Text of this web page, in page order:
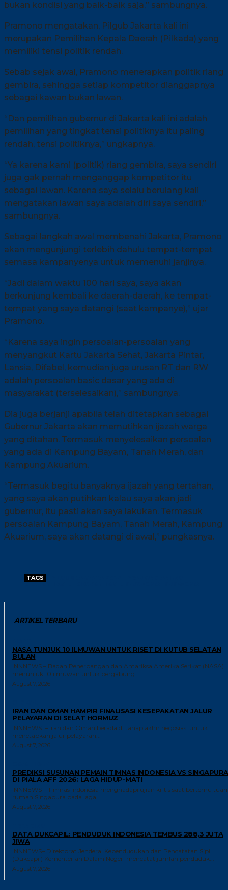
bukan kondisi yang baik-baik saja,” sambungnya.
Pramono mengatakan, Pilgub Jakarta kali ini
merupakan Pemilihan Kepala Daerah (Pilkada) yang
memiliki tensi politik rendah.
Sebab sejak awal, Pramono menerapkan politik riang
gembira, sehingga setiap kompetitor dianggapnya
sebagai kawan bukan lawan.
“Dan pemilihan gubernur di Jakarta kali ini adalah
pemilihan yang tingkat tensi politiknya itu paling
rendah, tensi politiknya,” ungkapnya.
“Ya karena kami (politik) riang gembira, saya sendiri
juga gak pernah menganggap kompetitor itu
sebagai lawan. Karena saya selalu berulang kali
mengatakan lawan saya adalah diri saya sendiri,”
sambungnya.
Sebagai langkah awal membenahi Jakarta, Pramono
akan mengunjungi terlebih dahulu tempat-tempat
semasa kampanyenya untuk memenuhi janjinya.
“Jadi dalam waktu 100 hari saya, saya akan
berkunjung kembali ke daerah-daerah, ke tempat-
tempat yang saya datangi (saat kampanye),” ujar
Pramono.
“Karena saya ingin persoalan-persoalan yang
menyangkut Kartu Jakarta Sehat, Jakarta Pintar,
Lansia, Difabel, kemudian juga urusan RT dan RW
adalah persoalan basic dasar yang ada di
masyarakat (terselesaikan),” sambungnya.
Dia juga berjanji apabila telah ditetapkan sebagai
Gubernur Jakarta akan memutihkan ijazah warga
yang ditahan. Termasuk menyelesaikan persoalan
yang ada di Kampung Bayam, Tanah Merah, dan
Kampung Akuarium.
“Termasuk begitu banyaknya ijazah yang tertahan,
yang saya akan putihkan kalau saya akan jadi
gubernur, itu pasti akan saya lakukan. Termasuk
persoalan Kampung Bayam, Tanah Merah, Kampung
Akuarium, saya akan datangi di awal,” pungkasnya.
TAGS
RIDWAN KAMIL
ARTIKEL TERBARU
NASA TUNJUK 10 ILMUWAN UNTUK RISET DI KUTUB SELATAN
BULAN
INNNEWS – Badan Penerbangan dan Antariksa Amerika Serikat (NASA)
menunjuk 10 ilmuwan untuk bergabung...
August 7, 2026
IRAN DAN OMAN HAMPIR FINALISASI KESEPAKATAN JALUR
PELAYARAN DI SELAT HORMUZ
INNNEWS – Iran dan Oman berada di tahap akhir negosiasi untuk
menetapkan jalur pelayaran...
August 7, 2026
PREDIKSI SUSUNAN PEMAIN TIMNAS INDONESIA VS SINGAPURA
DI PIALA AFF 2026: LAGA HIDUP-MATI
INNNEWS – Timnas Indonesia menghadapi ujian kritis saat bertemu tuan
rumah Singapura pada laga...
August 7, 2026
DATA DUKCAPIL: PENDUDUK INDONESIA TEMBUS 288,3 JUTA
JIWA
INNNEWS– Direktorat Jenderal Kependudukan dan Pencatatan Sipil
(Dukcapil) Kementerian Dalam Negeri mencatat jumlah penduduk...
August 7, 2026